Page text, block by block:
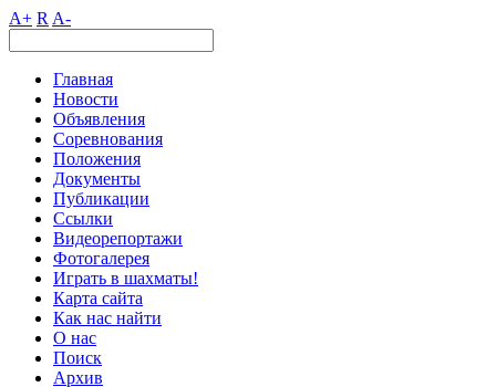
A+ R A-
Главная
Новости
Объявления
Соревнования
Положения
Документы
Публикации
Ссылки
Видеорепортажи
Фотогалерея
Играть в шахматы!
Карта сайта
Как нас найти
О нас
Поиск
Архив